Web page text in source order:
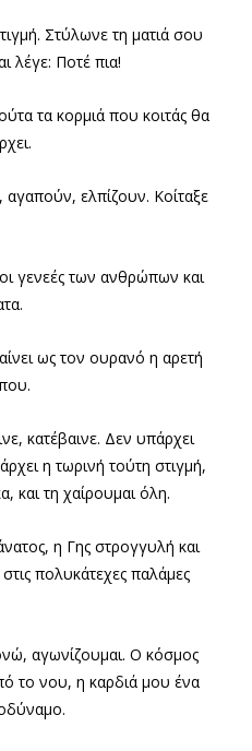
Στύλωνε τη ματιά σου
λέγε: Ποτέ πια!
τα κορμιά που κοιτάς θα
ελπίζουν. Κοίταξε
γενεές των ανθρώπων και
ως τον ουρανό η αρετή
κατέβαινε. Δεν υπάρχει
η τωρινή τούτη στιγμή,
και τη χαίρουμαι όλη.
η Γης στρογγυλή και
πολυκάτεχες παλάμες
αγωνίζουμαι. Ο κόσμος
το νου, η καρδιά μου ένα